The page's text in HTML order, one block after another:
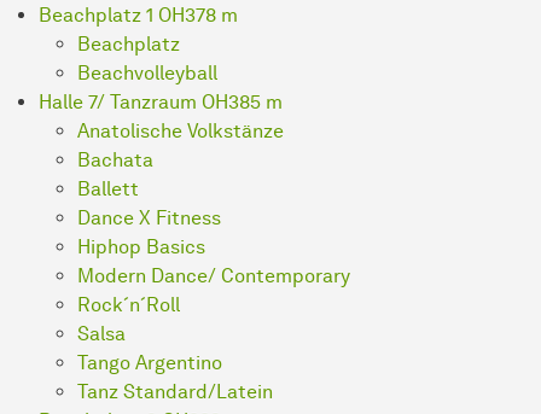
Beachplatz 1 OH378 m
Beachplatz
Beachvolleyball
Halle 7/ Tanzraum OH385 m
Anatolische Volkstänze
Bachata
Ballett
Dance X Fitness
Hiphop Basics
Modern Dance/ Contemporary
Rock´n´Roll
Salsa
Tango Argentino
Tanz Standard/Latein